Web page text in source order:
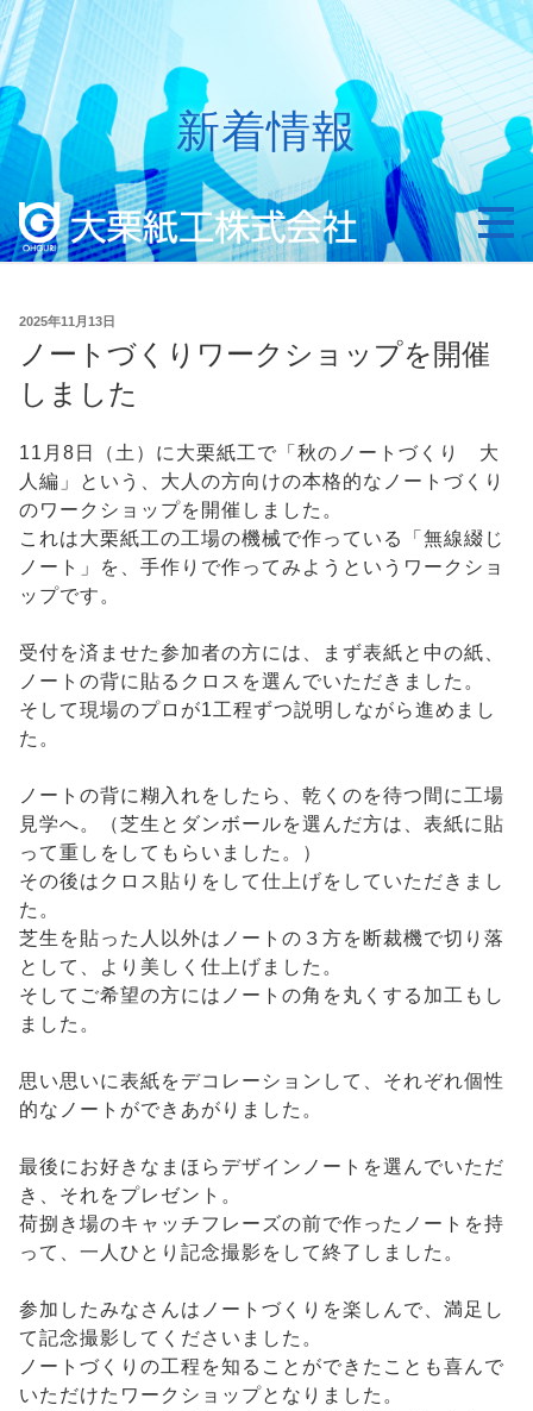
コ
ン
テ
ン
ツ
へ
キ
ッ
新着情報
投
日:
2025年11月13日
ノートづくりワークショップを開催
しました
11月8日（土）に大栗紙工で「秋のノートづくり 大
人編」という、大人の方向けの本格的なノートづくり
のワークショップを開催しました。
これは大栗紙工の工場の機械で作っている「無線綴じ
ノート」を、手作りで作ってみようというワークショ
ップです。
受付を済ませた参加者の方には、まず表紙と中の紙、
ノートの背に貼るクロスを選んでいただきました。
そして現場のプロが1工程ずつ説明しながら進めまし
た。
ノートの背に糊入れをしたら、乾くのを待つ間に工場
見学へ。（芝生とダンボールを選んだ方は、表紙に貼
って重しをしてもらいました。）
その後はクロス貼りをして仕上げをしていただきまし
た。
芝生を貼った人以外はノートの３方を断裁機で切り落
として、より美しく仕上げました。
そしてご希望の方にはノートの角を丸くする加工もし
ました。
思い思いに表紙をデコレーションして、それぞれ個性
的なノートができあがりました。
最後にお好きなまほらデザインノートを選んでいただ
き、それをプレゼント。
荷捌き場のキャッチフレーズの前で作ったノートを持
って、一人ひとり記念撮影をして終了しました。
参加したみなさんはノートづくりを楽しんで、満足し
て記念撮影してくださいました。
ノートづくりの工程を知ることができたことも喜んで
いただけたワークショップとなりました。